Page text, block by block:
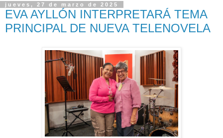
jueves, 27 de marzo de 2025
EVA AYLLÓN INTERPRETARÁ TEMA
PRINCIPAL DE NUEVA TELENOVELA